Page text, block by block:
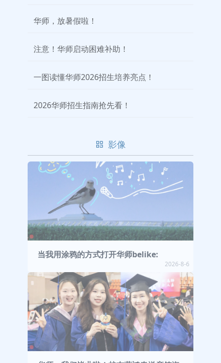
华师，放暑假啦！
注意！华师启动困难补助！
一图读懂华师2026招生培养亮点！
2026华师招生指南抢先看！
影像
当我用涂鸦的方式打开华师belike:
2026-8-6